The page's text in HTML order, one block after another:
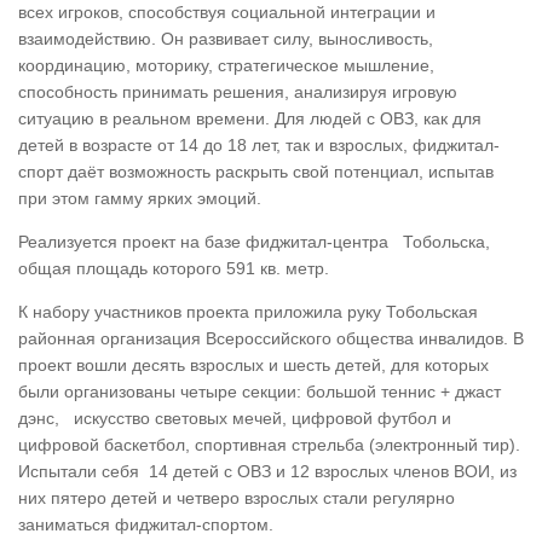
всех игроков, способствуя социальной интеграции и
взаимодействию. Он развивает силу, выносливость,
координацию, моторику, стратегическое мышление,
способность принимать решения, анализируя игровую
ситуацию в реальном времени. Для людей с ОВЗ, как для
детей в возрасте от 14 до 18 лет, так и взрослых, фиджитал-
спорт даёт возможность раскрыть свой потенциал, испытав
при этом гамму ярких эмоций.
Реализуется проект на базе фиджитал-центра Тобольска,
общая площадь которого 591 кв. метр.
К набору участников проекта приложила руку Тобольская
районная организация Всероссийского общества инвалидов. В
проект вошли десять взрослых и шесть детей, для которых
были организованы четыре секции: большой теннис + джаст
дэнс, искусство световых мечей, цифровой футбол и
цифровой баскетбол, спортивная стрельба (электронный тир).
Испытали себя 14 детей с ОВЗ и 12 взрослых членов ВОИ, из
них пятеро детей и четверо взрослых стали регулярно
заниматься фиджитал-спортом.